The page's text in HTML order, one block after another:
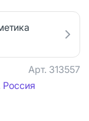
Арт. 313557
Россия